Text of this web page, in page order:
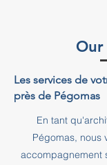
Les services de
près de Pégomas
En tant
Pégomas, nous
accompagnement